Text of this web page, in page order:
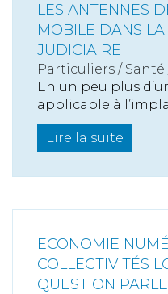
LES ANTENNES
MOBILE DANS
JUDICIAIRE
Particuliers / Santé
En un peu plus
applicable à
Lire la suite
ECONOMIE
COLLECTIVITÉS
QUESTION